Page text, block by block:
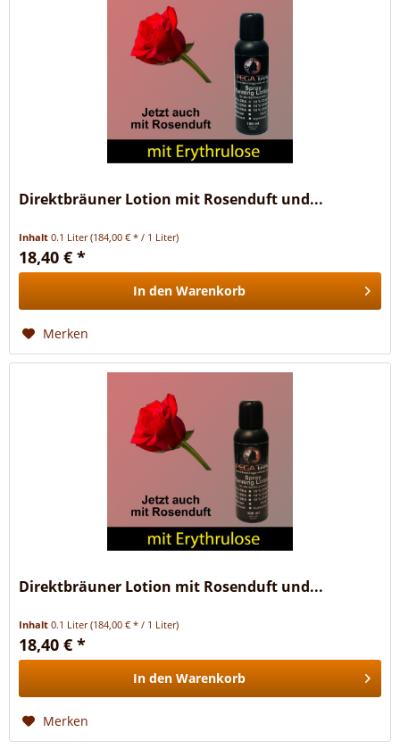
Direktbräuner Lotion mit Rosenduft und...
Inhalt0.1 Liter(184,00 € * / 1 Liter)
18,40 € *
In den Warenkorb
Merken
Direktbräuner Lotion mit Rosenduft und...
Inhalt0.1 Liter(184,00 € * / 1 Liter)
18,40 € *
In den Warenkorb
Merken